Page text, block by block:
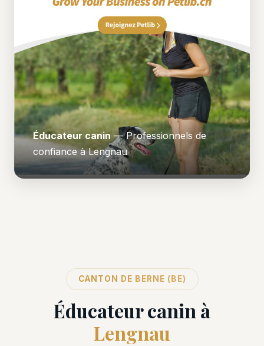
Éducateur canin — Professionnels de
confiance à Lengnau
CANTON DE BERNE (BE)
Éducateur canin à
Lengnau